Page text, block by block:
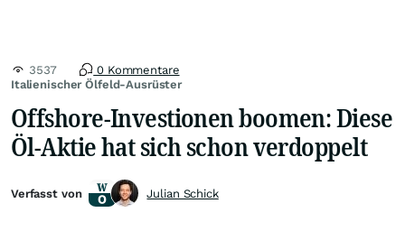
Italienischer Ölfeld-Ausrüster
3537 0 Kommentare
Offshore-Investionen boomen: Diese
Öl-Aktie hat sich schon verdoppelt
Verfasst von Julian Schick